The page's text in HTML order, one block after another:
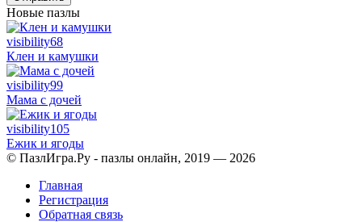
Новые пазлы
visibility68
Клен и камушки
visibility99
Мама с дочей
visibility105
Ежик и ягоды
© ПазлИгра.Ру - пазлы онлайн, 2019 — 2026
Главная
Регистрация
Обратная связь